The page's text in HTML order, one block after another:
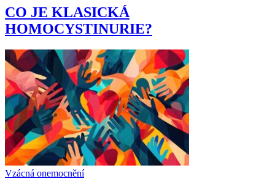
CO JE KLASICKÁ
HOMOCYSTINURIE?
Vzácná onemocnění